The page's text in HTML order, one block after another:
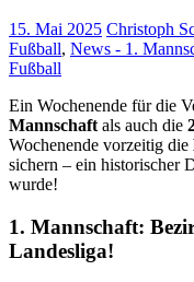
15. Mai 2025 Christoph
Fußball, News - 1.
Fußball
Ein Wochenende für die
Mannschaftals auch die
Wochenende vorzeitig die
sichern – ein historischer
wurde!
1. Mannschaft:
Landesliga!